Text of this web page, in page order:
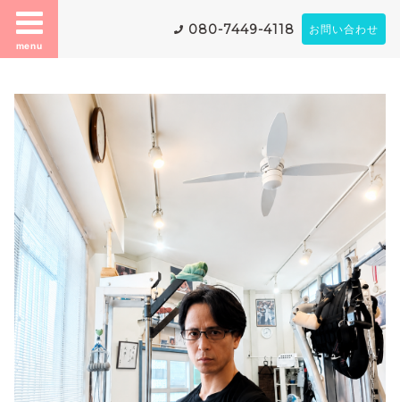
menu
080-7449-4118 お問い合わせ